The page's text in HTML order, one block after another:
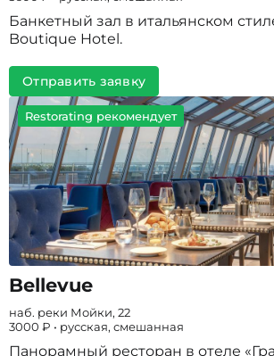
Банкетный зал в итальянском
Boutique Hotel.
Отправить заявку
Restorating рекомендует
Bellevue
наб. реки Мойки, 22
3000 ₽ • русская, смешанная
Панорамный ресторан в отеле